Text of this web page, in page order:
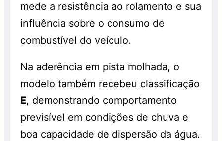
mede a resistência ao rolamento e sua
influência sobre o consumo de
combustível do veículo.
Na aderência em pista molhada, o
modelo também recebeu classificação
E, demonstrando comportamento
previsível em condições de chuva e
boa capacidade de dispersão da água.